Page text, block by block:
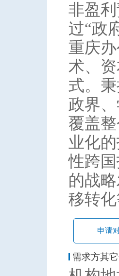
非盈
过“政
重庆
术、
式。
政界
覆盖
业化
性跨
的战
移转
申请
需求方其